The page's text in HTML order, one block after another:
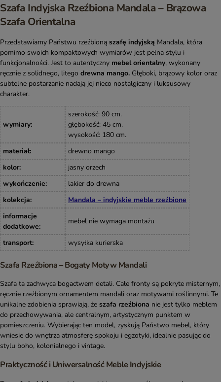
Szafa Indyjska Rzeźbiona Mandala – Brązowa
Szafa Orientalna
Przedstawiamy Państwu rzeźbioną szafę indyjską Mandala, która
pomimo swoich kompaktowych wymiarów jest pełna stylu i
funkcjonalności. Jest to autentyczny mebel orientalny, wykonany
ręcznie z solidnego, litego drewna mango. Głęboki, brązowy kolor oraz
subtelne postarzanie nadają jej nieco nostalgiczny i luksusowy
charakter.
wymiary:
szerokość: 90 cm.
głębokość: 45 cm.
wysokość: 180 cm.
materiał:
drewno mango
kolor:
jasny orzech
wykończenie:
lakier do drewna
kolekcja:
Mandala – indyjskie meble rzeźbione
informacje
dodatkowe:
mebel nie wymaga montażu
transport: wysyłka kurierska
Szafa Rzeźbiona – Bogaty Motyw Mandali
Szafa ta zachwyca bogactwem detali. Całe fronty są pokryte misternym,
ręcznie rzeźbionym ornamentem mandali oraz motywami roślinnymi. Te
unikalne zdobienia sprawiają, że szafa rzeźbiona nie jest tylko meblem
do przechowywania, ale centralnym, artystycznym punktem w
pomieszczeniu. Wybierając ten model, zyskują Państwo mebel, który
wniesie do wnętrza atmosferę spokoju i egzotyki, idealnie pasując do
stylu boho, kolonialnego i vintage.
Praktyczność i Uniwersalność Meble Indyjskie